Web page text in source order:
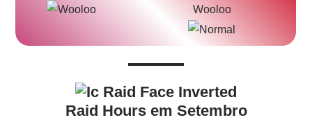
Wooloo
Raid Hours em Setembro